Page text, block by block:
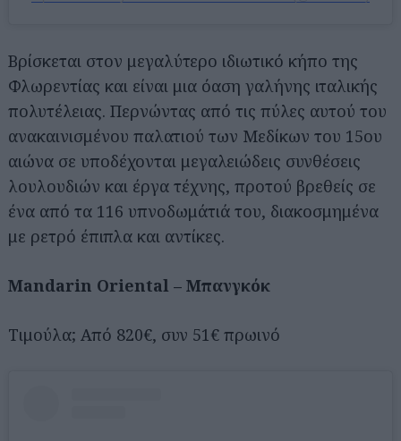
Βρίσκεται στον μεγαλύτερο ιδιωτικό κήπο της
Φλωρεντίας και είναι μια όαση γαλήνης ιταλικής
πολυτέλειας. Περνώντας από τις πύλες αυτού του
ανακαινισμένου παλατιού των Μεδίκων του 15ου
αιώνα σε υποδέχονται μεγαλειώδεις συνθέσεις
λουλουδιών και έργα τέχνης, προτού βρεθείς σε
ένα από τα 116 υπνοδωμάτιά του, διακοσμημένα
με ρετρό έπιπλα και αντίκες.
Mandarin Oriental – Μπανγκόκ
Τιμούλα; Από 820€, συν 51€ πρωινό